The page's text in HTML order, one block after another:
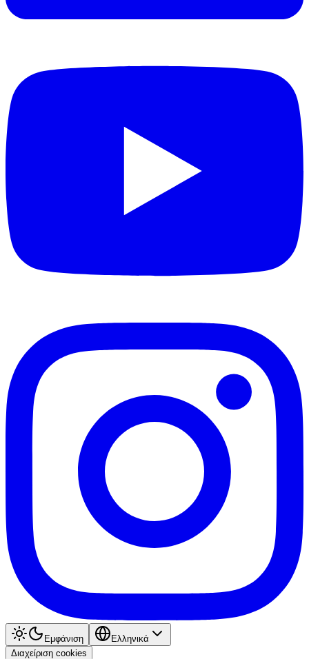
Εμφάνιση
Ελληνικά
Διαχείριση cookies